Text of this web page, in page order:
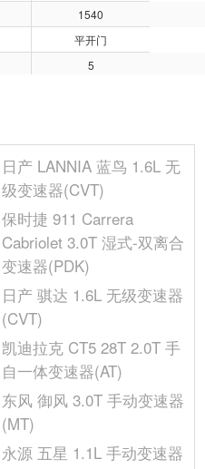
1540
平开门
5
2700
1540
1465
50
1203
1780
9.8
铝合金
1598
日产 LANNIA 蓝鸟 1.6L 无
级变速器(CVT)
保时捷 911 Carrera
Cabriolet 3.0T 湿式-双离合
变速器(PDK)
日产 骐达 1.6L 无级变速器
(CVT)
凯迪拉克 CT5 28T 2.0T 手
自一体变速器(AT)
东风 御风 3.0T 手动变速器
(MT)
永源 五星 1.1L 手动变速器